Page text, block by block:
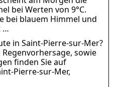
bei Werten von 9°C.
bei blauem Himmel und
…
in Saint-Pierre-sur-Mer?
sowie
finden Sie auf
Pierre-sur-Mer,